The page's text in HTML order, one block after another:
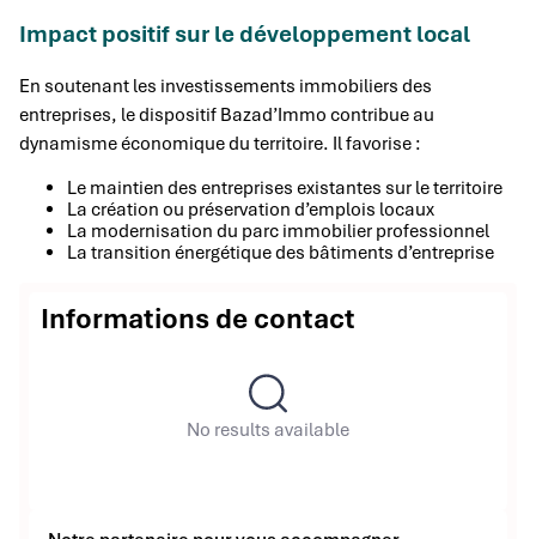
Impact positif sur le développement local
En soutenant les investissements immobiliers des
entreprises, le dispositif Bazad’Immo contribue au
dynamisme économique du territoire. Il favorise :
Le maintien des entreprises existantes sur le territoire
La création ou préservation d’emplois locaux
La modernisation du parc immobilier professionnel
La transition énergétique des bâtiments d’entreprise
Informations de contact
No results available